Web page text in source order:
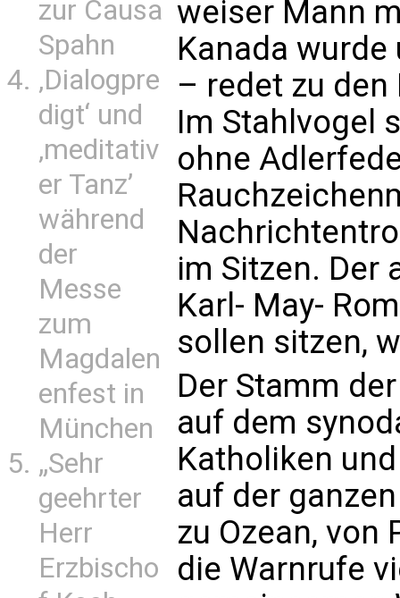
zur Causa
Spahn
‚Dialogpre
digt‘ und
‚meditativ
er Tanz’
während
der
Messe
zum
Magdalen
enfest in
München
„Sehr
geehrter
Herr
Erzbischo
weiser Mann
Kanada
– redet zu
Im Stahlvogel
ohne
im Sitzen. Der
Karl- May-
sollen sitzen,
Der Stamm
auf dem
Katholiken
auf der
zu Ozean, von
die Warnrufe